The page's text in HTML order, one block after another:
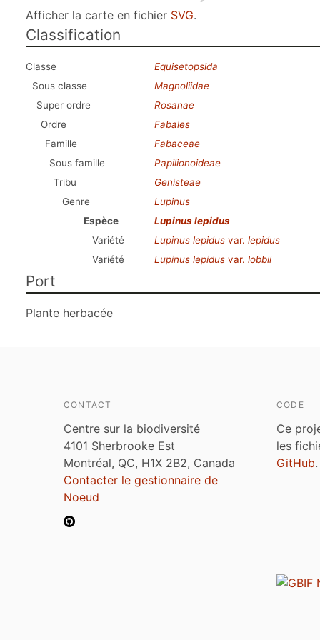
Afficher la carte en fichier SVG.
Classification
Classe
Equisetopsida
Sous classe
Magnoliidae
Super ordre
Rosanae
Ordre
Fabales
Famille
Fabaceae
Sous famille
Papilionoideae
Tribu
Genisteae
Genre
Lupinus
Espèce
Lupinus lepidus
Variété
Lupinus lepidus var. lepidus
Variété
Lupinus lepidus var. lobbii
Port
Plante herbacée
CONTACT
Centre sur la biodiversité
4101 Sherbrooke Est
Montréal, QC, H1X 2B2, Canada
Contacter le gestionnaire de
Noeud
CODE
Ce
les
GitHub.